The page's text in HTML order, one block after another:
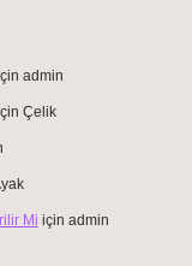
admin
Çelik
Mi için admin